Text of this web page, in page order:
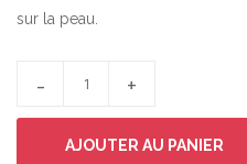
sur la peau.
AJOUTER AU PANIER